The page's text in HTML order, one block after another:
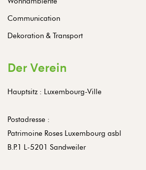
Communication
Dekoration & Transport
Der Verein
Hauptsitz : Luxembourg-Ville
Postadresse :
Patrimoine Roses Luxembourg asbl
B.P.1 L-5201 Sandweiler